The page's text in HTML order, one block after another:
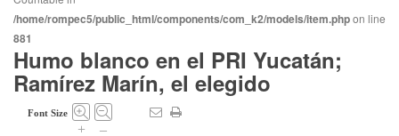
/home/rompec5/public_html/components/com_k2/models/item.phpon line
881
Humo blanco en el PRI Yucatán;
Ramírez Marín, el elegido
Font Size
+ –